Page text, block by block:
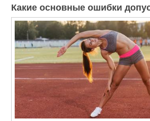
Какие основные ошибки